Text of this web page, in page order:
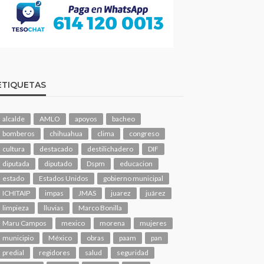
alcalde AMLO apoyos
bacheo
bomberos
chihuahua clima
congreso
cultura
destacado destilichadero
DIF
diputada
diputado Dspm
educacion
estado
Estados Unidos
gobierno municipal
ICHITAIP
impas JMAS juarez
juárez
limpieza
lluvias
Marco Bonilla
Maru Campos
mexico morena
mujeres
municipio
México obras paam
pan
predial
regidores salud
seguridad